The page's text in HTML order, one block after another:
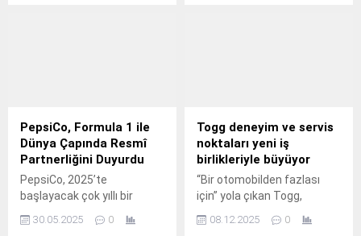
PepsiCo, Formula 1 ile
Dünya Çapında Resmî
Partnerliğini Duyurdu
PepsiCo, 2025’te
başlayacak çok yıllı bir
taahhüdün parçası olarak
Formula 1 ile dünya çapında
30.05.2025 0
Togg deneyim ve servis
noktaları yeni iş
birlikleriyle büyüyor
“Bir otomobilden fazlası
için” yola çıkan Togg,
kullanıcıya daha yakın olma
hedefi doğrultusunda
08.12.2025 0